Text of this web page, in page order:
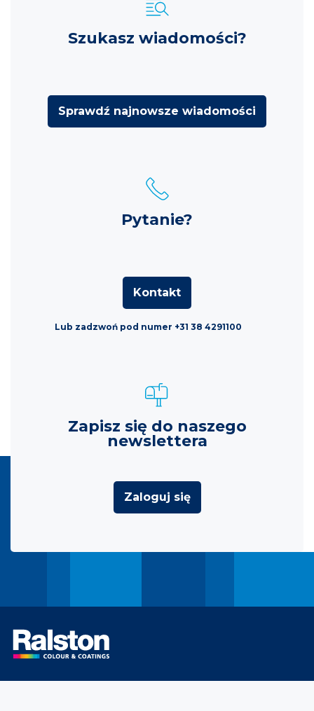
Szukasz wiadomości?
Sprawdź najnowsze wiadomości
Pytanie?
Kontakt
Lub zadzwoń pod numer +31 38 4291100
Zapisz się do naszego
newslettera
Zaloguj się